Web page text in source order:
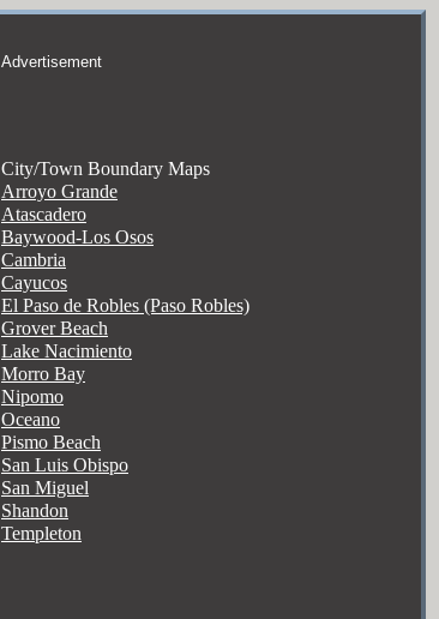
Advertisement
City/Town Boundary Maps
Arroyo Grande
Atascadero
Baywood-Los Osos
Cambria
Cayucos
El Paso de Robles (Paso Robles)
Grover Beach
Lake Nacimiento
Morro Bay
Nipomo
Oceano
Pismo Beach
San Luis Obispo
San Miguel
Shandon
Templeton